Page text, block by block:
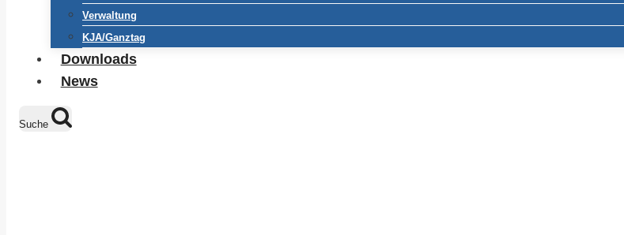
Verwaltung
KJA/Ganztag
Downloads
News
Suche